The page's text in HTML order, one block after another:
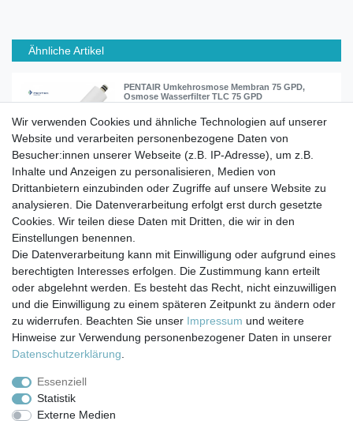
Ähnliche Artikel
PENTAIR Umkehrosmose Membran 75 GPD,
Osmose Wasserfilter TLC 75 GPD
39,90 € *
In den Warenkorb
*inkl. ges. MwSt.zzgl. Versandkosten
Impressum Daten­schutz­erklärung AGB
Barrierefreiheitserklärung Widerrufs­recht
Versand- & Zahlungsbedingungen
Wir verwenden Cookies und ähnliche Technologien auf unserer
Website und verarbeiten personenbezogene Daten von
Besucher:innen unserer Webseite (z.B. IP-Adresse), um z.B.
Inhalte und Anzeigen zu personalisieren, Medien von
Drittanbietern einzubinden oder Zugriffe auf unsere Website zu
analysieren. Die Datenverarbeitung erfolgt erst durch gesetzte
Cookies. Wir teilen diese Daten mit Dritten, die wir in den
Einstellungen benennen.
Die Datenverarbeitung kann mit Einwilligung oder aufgrund eines
berechtigten Interesses erfolgen. Die Zustimmung kann erteilt
oder abgelehnt werden. Es besteht das Recht, nicht einzuwilligen
und die Einwilligung zu einem späteren Zeitpunkt zu ändern oder
zu widerrufen. Beachten Sie unser Impressum und weitere
Hinweise zur Verwendung personenbezogener Daten in unserer
Daten­schutz­erklärung
Essenziell
Statistik
Externe Medien